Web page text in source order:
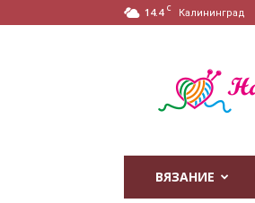
14.4 C Калининград
ВЯЗАНИЕ